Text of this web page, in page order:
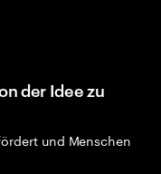
der Idee zu
und Menschen